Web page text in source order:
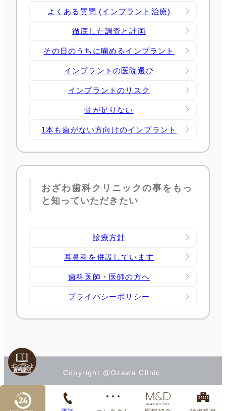
よくある質問 (インプラント治療)
徹底した調査と計画
その日のうちに噛めるインプラント
インプラントの医院選び
インプラントのリスク
骨が足りない
1本も歯がない方向けのインプラント
おざわ歯科クリニックの事をもっ
と知っていただきたい
診療方針
耳鼻科を併設しています
歯科医師・医師の方へ
プライバシーポリシー
Copyright @Ozawa Clinic.
インプラント
資料請求